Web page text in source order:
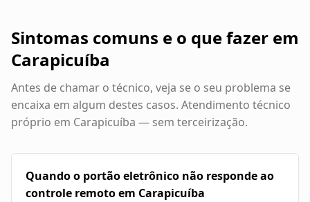
Sintomas comuns e o que fazer em
Carapicuíba
Antes de chamar o técnico, veja se o seu problema se
encaixa em algum destes casos. Atendimento técnico
próprio em Carapicuíba — sem terceirização.
Quando o portão eletrônico não responde ao
controle remoto em Carapicuíba